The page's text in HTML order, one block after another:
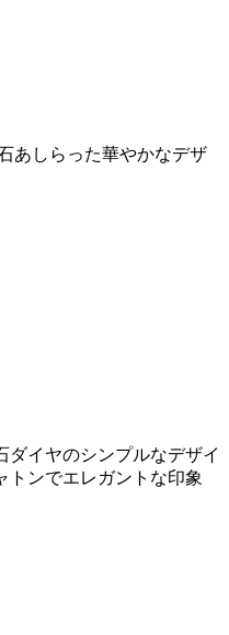
あしらった華やかなデザ
ダイヤのシンプルなデザイ
トンでエレガントな印象